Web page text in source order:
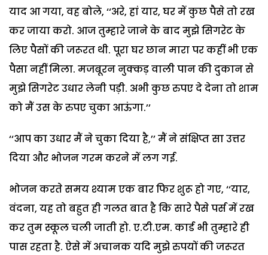
याद आ गया, वह बोले, ‘‘अरे, हां यार, घर में कुछ पैसे तो रख
कर जाया करो. आज तुम्हारे जाने के बाद मुझे सिगरेट के
लिए पैसों की जरूरत थी. पूरा घर छान मारा पर कहीं भी एक
पैसा नहीं मिला. मजबूरन नुक्कड़ वाली पान की दुकान से
मुझे सिगरेट उधार लेनी पड़ी. अभी कुछ रुपए दे देना तो शाम
को मैं उस के रुपए चुका आऊंगा.’’
‘‘आप का उधार मैं ने चुका दिया है,’’ मैं ने संक्षिप्त सा उत्तर
दिया और भोजन गरम करने में लग गई.
भोजन करते समय श्याम एक बार फिर शुरू हो गए, ‘‘यार,
वंदना, यह तो बहुत ही गलत बात है कि सारे पैसे पर्स में रख
कर तुम स्कूल चली जाती हो. ए.टी.एम. कार्ड भी तुम्हारे ही
पास रहता है. ऐसे में अचानक यदि मुझे रुपयों की जरूरत